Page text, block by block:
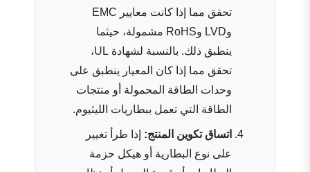
تحقق مما إذا كانت معايير EMC
وLVD وRoHS مشمولة، حيثما
ينطبق ذلك. بالنسبة لشهادة UL،
تحقق مما إذا كان المعيار ينطبق على
وحدات الطاقة المحمولة أو منتجات
الطاقة التي تعمل ببطاريات الليثيوم.
اتساق تكوين المنتج: إذا طرأ تغيير
على نوع البطارية أو هيكل حزمة